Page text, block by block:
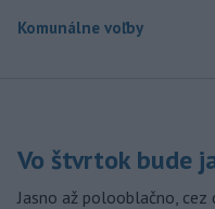
Komunálne voľby
Vo štvrtok bude
Jasno až polooblačno,